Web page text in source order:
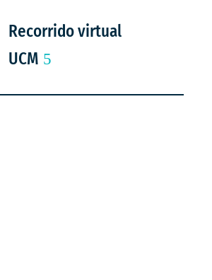
Recorrido virtual
UCM